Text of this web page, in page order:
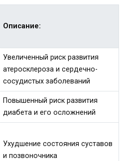
Описание:
Увеличенный риск развития
атеросклероза и сердечно-
сосудистых заболеваний
Повышенный риск развития
диабета и его осложнений
Ухудшение состояния суставов
и позвоночника